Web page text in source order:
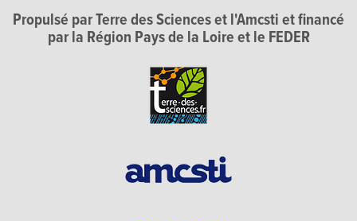
Propulsé par Terre des Sciences et l'Amcsti et financé
par la Région Pays de la Loire et le FEDER